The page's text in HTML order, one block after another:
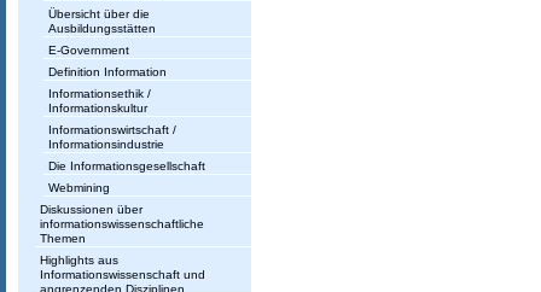
Übersicht über die
Ausbildungsstätten
E-Government
Definition Information
Informationsethik /
Informationskultur
Informationswirtschaft /
Informationsindustrie
Die Informationsgesellschaft
Webmining
Diskussionen über
informationswissenschaftliche
Themen
Highlights aus
Informationswissenschaft und
angrenzenden Disziplinen